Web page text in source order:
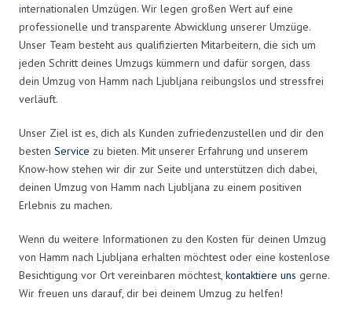
internationalen Umzügen. Wir legen großen Wert auf eine
professionelle und transparente Abwicklung unserer Umzüge.
Unser Team besteht aus qualifizierten Mitarbeitern, die sich um
jeden Schritt deines Umzugs kümmern und dafür sorgen, dass
dein Umzug von Hamm nach Ljubljana reibungslos und stressfrei
verläuft.
Unser Ziel ist es, dich als Kunden zufriedenzustellen und dir den
besten Service zu bieten. Mit unserer Erfahrung und unserem
Know-how stehen wir dir zur Seite und unterstützen dich dabei,
deinen Umzug von Hamm nach Ljubljana zu einem positiven
Erlebnis zu machen.
Wenn du weitere Informationen zu den Kosten für deinen Umzug
von Hamm nach Ljubljana erhalten möchtest oder eine kostenlose
Besichtigung vor Ort vereinbaren möchtest, kontaktiere uns gerne.
Wir freuen uns darauf, dir bei deinem Umzug zu helfen!